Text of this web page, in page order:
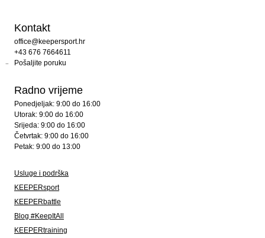
Kontakt
office@keepersport.hr
+43 676 7664611
Pošaljite poruku
Radno vrijeme
Ponedjeljak: 9:00 do 16:00
Utorak: 9:00 do 16:00
Srijeda: 9:00 do 16:00
Četvrtak: 9:00 do 16:00
Petak: 9:00 do 13:00
Usluge i podrška
KEEPERsport
KEEPERbattle
Blog #KeepItAll
KEEPERtraining